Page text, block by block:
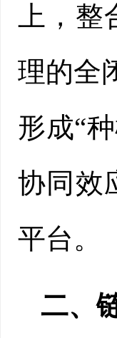
上，
理的全
形成“
协同效
平台。
二、